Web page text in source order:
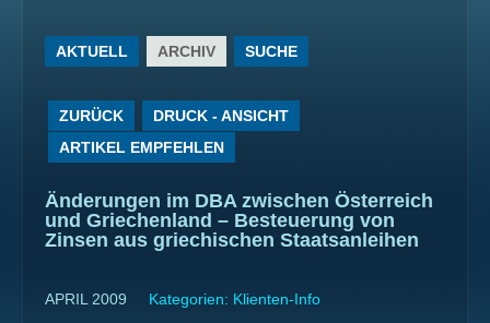
AKTUELL ARCHIV SUCHE
ZURÜCK
DRUCK - ANSICHT
ARTIKEL EMPFEHLEN
Änderungen im DBA zwischen Österreich
und Griechenland – Besteuerung von
Zinsen aus griechischen Staatsanleihen
APRIL 2009 Kategorien: Klienten-Info